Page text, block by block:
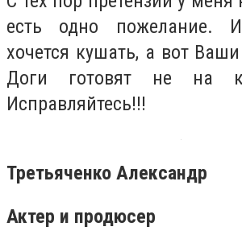
есть одно пожелание.
хочется кушать, а вот
Доги готовят не на
Исправляйтесь!!!
Третьяченко Александр
Актер и продюсер